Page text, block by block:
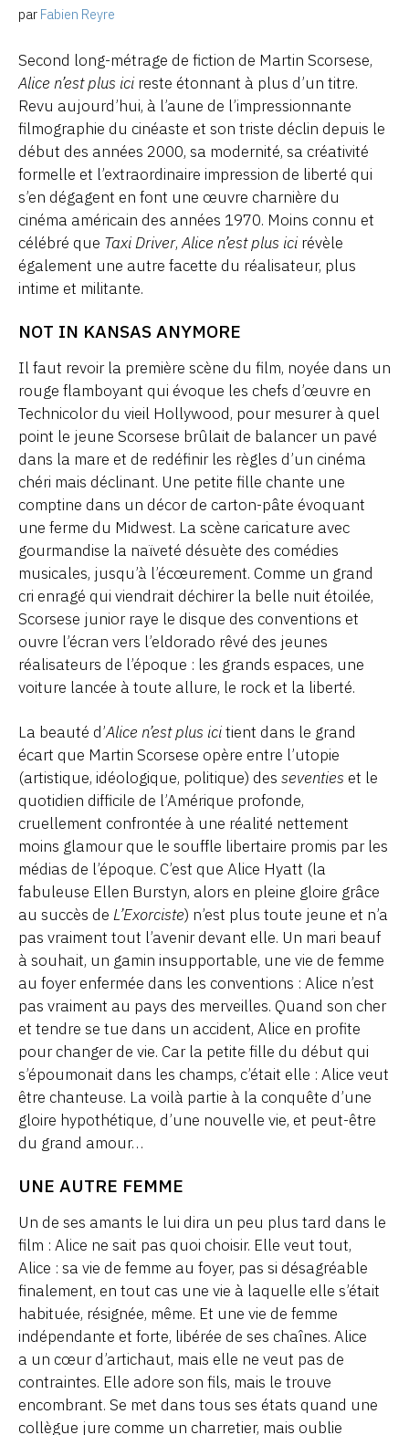
par Fabien Reyre
Second long-métrage de fiction de Martin Scorsese,
Alice n’est plus icireste étonnant à plus d’un titre.
Revu aujourd’hui, à l’aune de l’impressionnante
filmographie du cinéaste et son triste déclin depuis le
début des années 2000, sa modernité, sa créativité
formelle et l’extraordinaire impression de liberté qui
s’en dégagent en font une œuvre charnière du
cinéma américain des années 1970. Moins connu et
célébré que Taxi Driver,Alice n’est plus icirévèle
également une autre facette du réalisateur, plus
intime et militante.
NOT IN KANSAS ANYMORE
Il faut revoir la première scène du film, noyée dans un
rouge flamboyant qui évoque les chefs d’œuvre en
Technicolor du vieil Hollywood, pour mesurer à quel
point le jeune Scorsese brûlait de balancer un pavé
dans la mare et de redéfinir les règles d’un cinéma
chéri mais déclinant. Une petite fille chante une
comptine dans un décor de carton-pâte évoquant
une ferme du Midwest. La scène caricature avec
gourmandise la naïveté désuète des comédies
musicales, jusqu’à l’écœurement. Comme un grand
cri enragé qui viendrait déchirer la belle nuit étoilée,
Scorsese junior raye le disque des conventions et
ouvre l’écran vers l’eldorado rêvé des jeunes
réalisateurs de l’époque : les grands espaces, une
voiture lancée à toute allure, le rock et la liberté.
La beauté d’Alice n’est plus icitient dans le grand
écart que Martin Scorsese opère entre l’utopie
(artistique, idéologique, politique) des seventies et le
quotidien difficile de l’Amérique profonde,
cruellement confrontée à une réalité nettement
moins glamour que le souffle libertaire promis par les
médias de l’époque. C’est que Alice Hyatt (la
fabuleuse Ellen Burstyn, alors en pleine gloire grâce
au succès de L’Exorciste) n’est plus toute jeune et n’a
pas vraiment tout l’avenir devant elle. Un mari beauf
à souhait, un gamin insupportable, une vie de femme
au foyer enfermée dans les conventions : Alice n’est
pas vraiment au pays des merveilles. Quand son cher
et tendre se tue dans un accident, Alice en profite
pour changer de vie. Car la petite fille du début qui
s’époumonait dans les champs, c’était elle : Alice veut
être chanteuse. La voilà partie à la conquête d’une
gloire hypothétique, d’une nouvelle vie, et peut-être
du grand amour…
UNE AUTRE FEMME
Un de ses amants le lui dira un peu plus tard dans le
film : Alice ne sait pas quoi choisir. Elle veut tout,
Alice : sa vie de femme au foyer, pas si désagréable
finalement, en tout cas une vie à laquelle elle s’était
habituée, résignée, même. Et une vie de femme
indépendante et forte, libérée de ses chaînes. Alice
a un cœur d’artichaut, mais elle ne veut pas de
contraintes. Elle adore son fils, mais le trouve
encombrant. Se met dans tous ses états quand une
collègue jure comme un charretier, mais oublie